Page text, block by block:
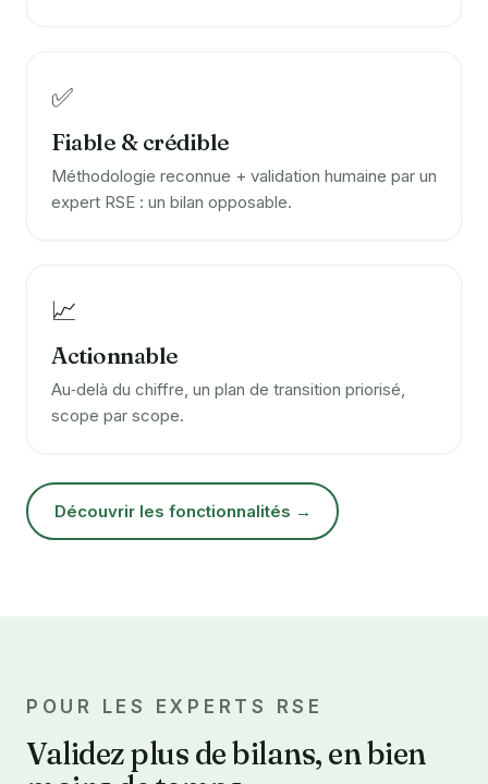
✅
Fiable & crédible
Méthodologie reconnue + validation humaine par un
expert RSE : un bilan opposable.
📈
Actionnable
Au‑delà du chiffre, un plan de transition priorisé,
scope par scope.
Découvrir les fonctionnalités →
POUR LES EXPERTS RSE
Validez plus de bilans, en bien